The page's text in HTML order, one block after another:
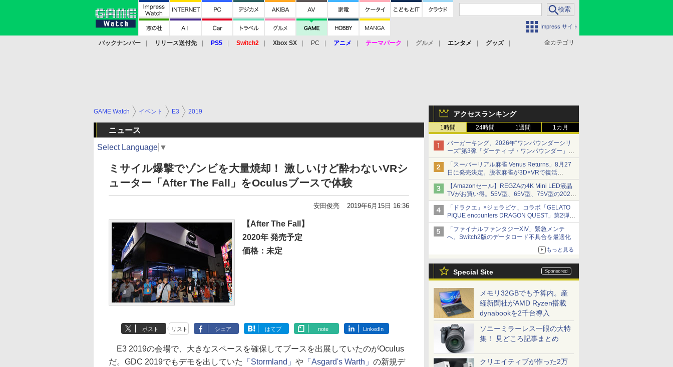
Impress サイト
全カテゴリ
バックナンバー リリース送付先 PS5 Switch2 Xbox SX PC アニメ テーマパーク グルメ エンタメ
グッズ
アクセスランキング
1時間 24時間 1週間 1カ月
バーガーキング、2026年“ワンパウンダーシリ
ーズ”第3弾「ダーティ ザ・ワンパウンダー」を
8月7日発売
「特製ガーリックマヨソース」を使用した超大
型チーズバーガー
「スーパーリアル麻雀 Venus Returns」8月27
日に発売決定。脱衣麻雀が3D×VRで復活
発売から2週間は20%オフになるセールが実施
【Amazonセール】REGZAの4K Mini LED液晶
TVがお買い得。55V型、65V型、75V型の2026
年モデルがラインナップ
「ドラクエ」×ジェラピケ、コラボ「GELATO
PIQUE encounters DRAGON QUEST」第2弾が
本日発売
アイスカップに入ったスライムやわたぼう、ベ
ビーサタンなどがオリジナルアートで登場
「ファイナルファンタジーXIV」緊急メンテ
へ。Switch2版のデータロード不具合を最適化
もっと見る
Special Site
メモリ32GBでも予算内。産
経新聞社がAMD Ryzen搭載
dynabookを2千台導入
ソニーミラーレス一眼の大特
集！ 見どころ記事まとめ
クリエイティブが作った2万
GAME Watch イベント E3 2019
ニュース
Select Language ▼
ミサイル爆撃でゾンビを大量焼却！ 激しいけど酔わないVRシ
ューター「After The Fall」をOculusブースで体験
安田俊亮 2019年6月15日 16:36
【After The Fall】
2020年 発売予定
価格：未定
ポスト リスト シェア はてブ note LinkedIn
E3 2019の会場で、大きなスペースを確保してブースを出展していたのがOculus
だ。GDC 2019でもデモを出していた
「Stormland」 や 「Asgard's Warth」 の新規デ